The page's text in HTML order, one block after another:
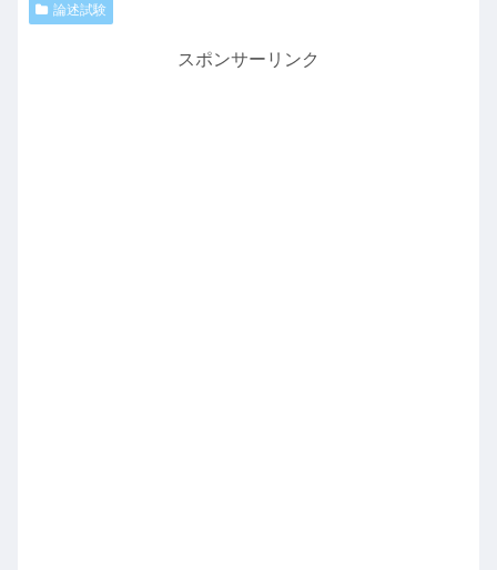
論述試験
スポンサーリンク